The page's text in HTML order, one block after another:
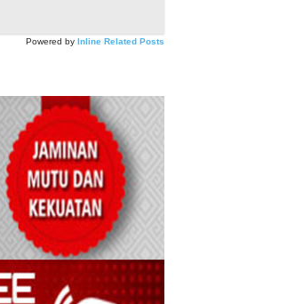
Powered by Inline Related Posts